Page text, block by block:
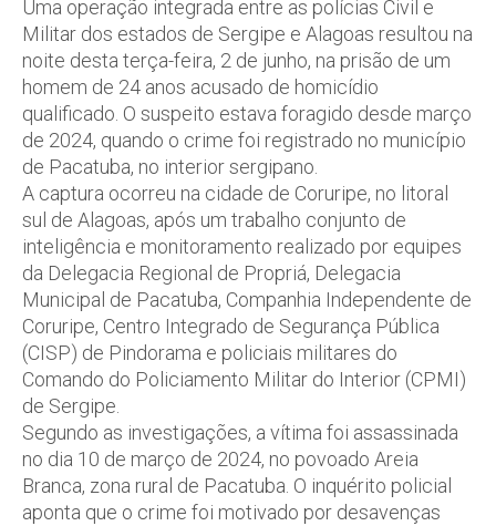
Uma operação integrada entre as polícias Civil e
Militar dos estados de Sergipe e Alagoas resultou na
noite desta terça-feira, 2 de junho, na prisão de um
homem de 24 anos acusado de homicídio
qualificado. O suspeito estava foragido desde março
de 2024, quando o crime foi registrado no município
de Pacatuba, no interior sergipano.
A captura ocorreu na cidade de Coruripe, no litoral
sul de Alagoas, após um trabalho conjunto de
inteligência e monitoramento realizado por equipes
da Delegacia Regional de Propriá, Delegacia
Municipal de Pacatuba, Companhia Independente de
Coruripe, Centro Integrado de Segurança Pública
(CISP) de Pindorama e policiais militares do
Comando do Policiamento Militar do Interior (CPMI)
de Sergipe.
Segundo as investigações, a vítima foi assassinada
no dia 10 de março de 2024, no povoado Areia
Branca, zona rural de Pacatuba. O inquérito policial
aponta que o crime foi motivado por desavenças